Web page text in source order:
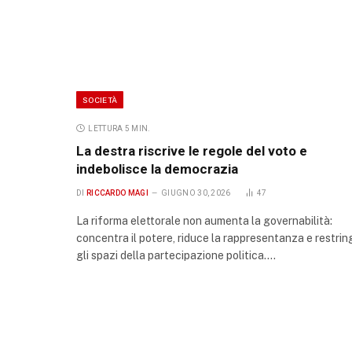
SOCIETÀ
LETTURA 5 MIN.
La destra riscrive le regole del voto e
indebolisce la democrazia
DI RICCARDO MAGI GIUGNO 30, 2026 47
La riforma elettorale non aumenta la governabilità:
concentra il potere, riduce la rappresentanza e
gli spazi della partecipazione politica.…